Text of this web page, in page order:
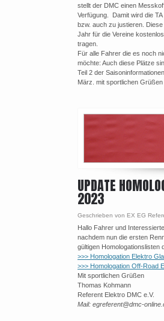
stellt der DMC einen
Verfügung. Damit wird die
bzw. auch zu justieren.
Jahr für die Vereine
tragen.
Für alle Fahrer die es noch
möchte: Auch diese Plätze
Teil 2 der
März. mit sportlichen
UPDATE
2023
Geschrieben von EX EG
Hallo Fahrer und
nachdem nun die ersten
gültigen Homologationslisten
>>> Homologation Elektro
>>> Homologation Off-Road
Mit sportlichen Grüßen
Thomas Kohmann
Referent Elektro DMC e.V.
Mail: egreferent@dmc-